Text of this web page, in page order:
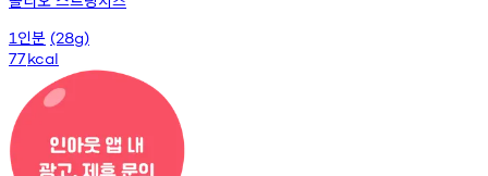
1 인분 (28g)
77kcal